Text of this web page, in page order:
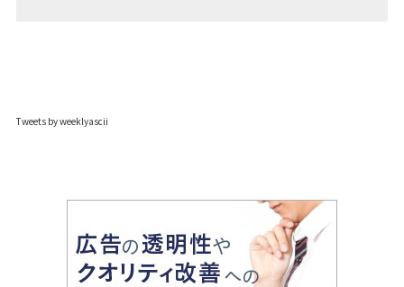
Tweets by weeklyascii